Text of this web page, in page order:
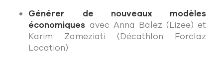
Générer de nouveaux modèles
économiques avec Anna Balez (Lizee) et
Karim Zameziati (Décathlon Forclaz
Location)